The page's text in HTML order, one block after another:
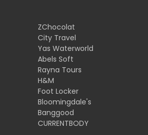
ZChocolat
City Travel
Yas Waterworld
Abels Soft
Rayna Tours
H&M
Foot Locker
Bloomingdale's
Banggood
CURRENTBODY